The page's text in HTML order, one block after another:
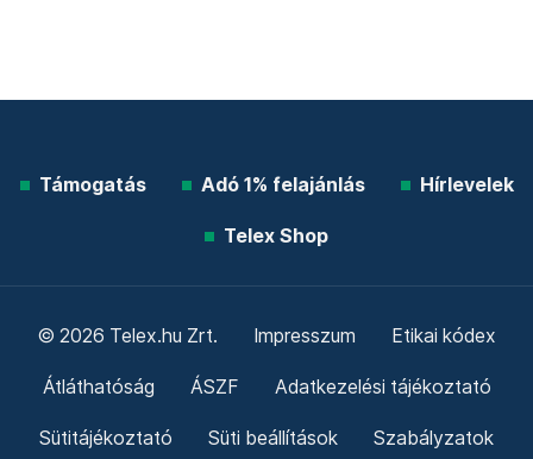
Támogatás Adó 1% felajánlás Hírlevelek
Telex Shop
© 2026 Telex.hu Zrt. Impresszum Etikai kódex
Átláthatóság ÁSZF Adatkezelési tájékoztató
Sütitájékoztató Süti beállítások Szabályzatok